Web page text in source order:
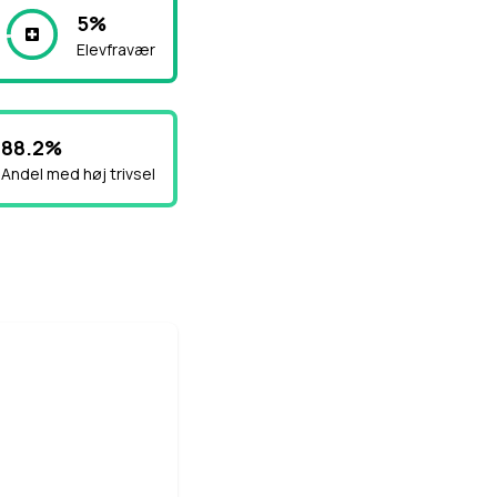
5%
Elevfravær
88.2%
Andel med høj trivsel